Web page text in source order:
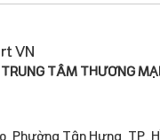
TÂM THƯƠNG
Phường Tân Hưng, TP.